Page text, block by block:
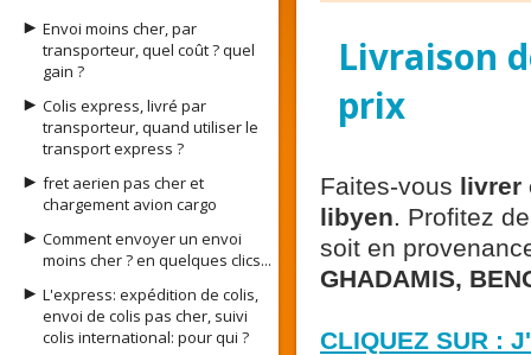
Envoi moins cher, par
transporteur, quel coût ? quel
gain ?
Colis express, livré par
transporteur, quand utiliser le
transport express ?
fret aerien pas cher et
chargement avion cargo
Comment envoyer un envoi
moins cher ? en quelques clics...
L'express: expédition de colis,
envoi de colis pas cher, suivi
colis international: pour qui ?
Livraison
prix
Faites-vous livrer
libyen. Profitez
soit en
GHADAMIS,
CLIQUEZ SUR :